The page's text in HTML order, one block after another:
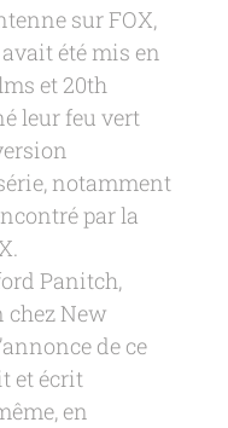
sur FOX,
avait été mis en
et 20th
leur feu vert
notamment
par la
Panitch,
chez New
de ce
et écrit
en